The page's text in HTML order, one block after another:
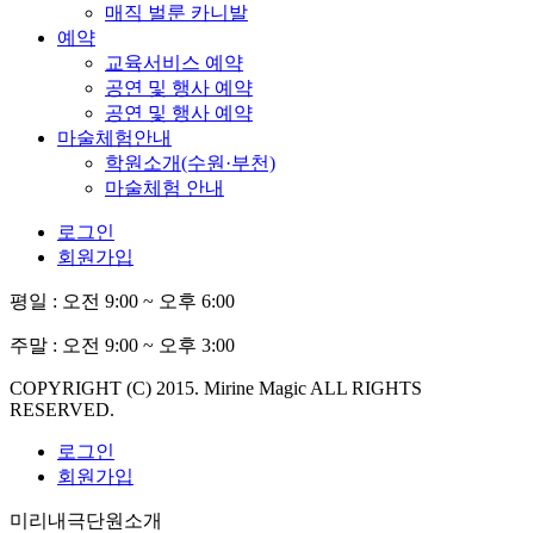
매직 벌룬 카니발
예약
교육서비스 예약
공연 및 행사 예약
공연 및 행사 예약
마술체험안내
학원소개(수원·부천)
마술체험 안내
로그인
회원가입
평일 : 오전 9:00 ~ 오후 6:00
주말 : 오전 9:00 ~ 오후 3:00
COPYRIGHT (C) 2015. Mirine Magic ALL RIGHTS
RESERVED.
로그인
회원가입
미리내극단원소개